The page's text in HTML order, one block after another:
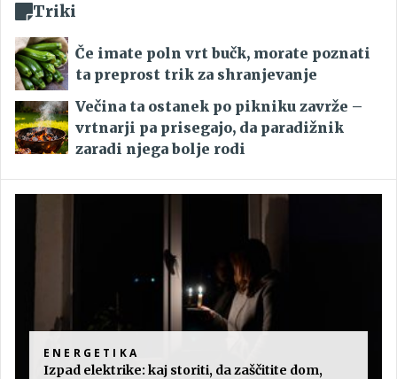
Triki
Če imate poln vrt bučk, morate poznati
ta preprost trik za shranjevanje
Večina ta ostanek po pikniku zavrže –
vrtnarji pa prisegajo, da paradižnik
zaradi njega bolje rodi
ENERGETIKA
Izpad elektrike: kaj storiti, da zaščitite dom,